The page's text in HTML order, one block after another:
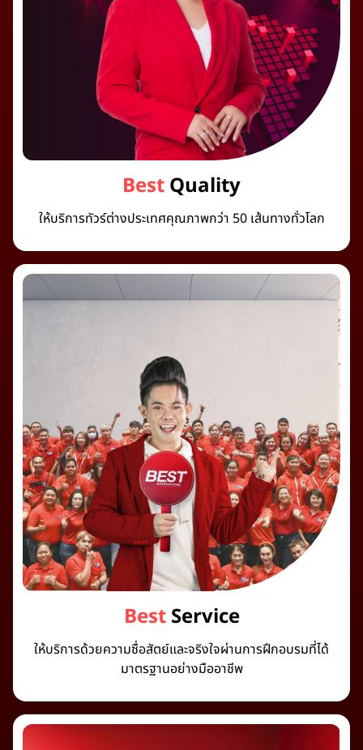
BestQuality
ให้บริการทัวร์ต่างประเทศคุณภาพกว่า 50 เส้นทางทั่วโลก
BestService
ให้บริการด้วยความซื่อสัตย์และจริงใจผ่านการฝึกอบรมที่ได้
มาตรฐานอย่างมืออาชีพ